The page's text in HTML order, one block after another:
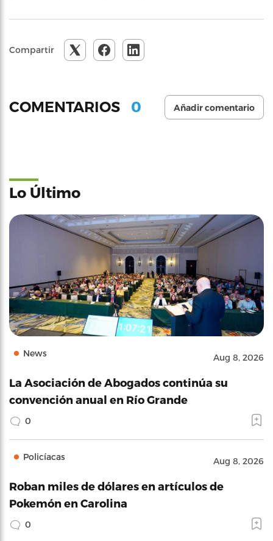
Compartir
COMENTARIOS 0 Añadir comentario
Lo Último
News Aug 8, 2026
La Asociación de Abogados continúa su
convención anual en Río Grande
0
Policíacas Aug 8, 2026
Roban miles de dólares en artículos de
Pokemón en Carolina
0